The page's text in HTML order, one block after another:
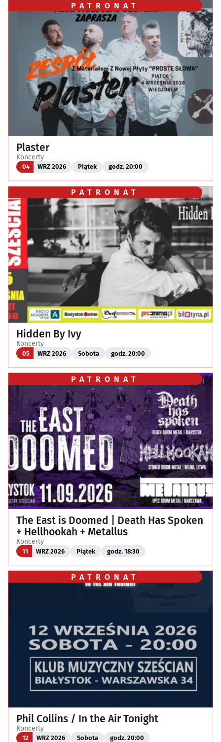
PATRONAT
Plaster
Koncerty
04 WRZ 2026 Piątek godz. 20:00
PATRONAT
Hidden By Ivy
Koncerty
05 WRZ 2026 Sobota godz. 20:00
PATRONAT
The East is Doomed | Death Has Spoken
+ Hellhookah + Metallus
Koncerty
11 WRZ 2026 Piątek godz. 18:30
PATRONAT
Phil Collins / In the Air Tonight
Koncerty
12 WRZ 2026 Sobota godz. 20:00